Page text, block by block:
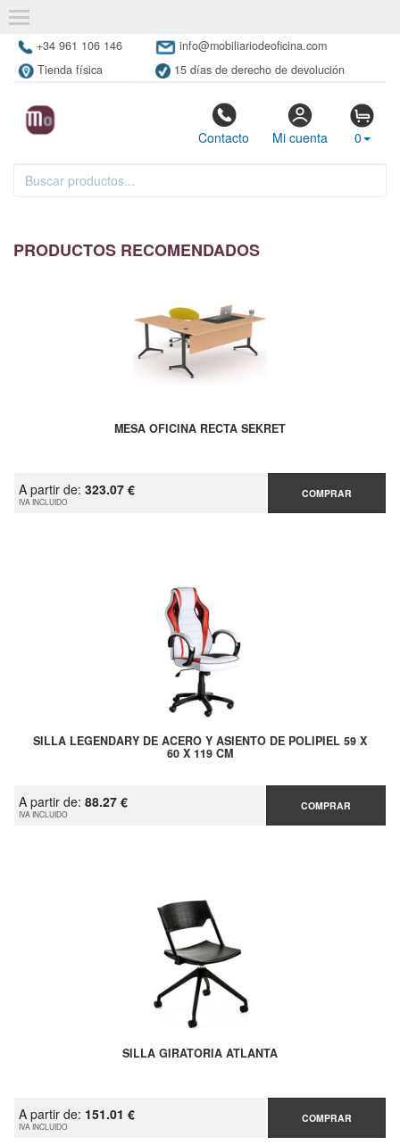
+34 961 106 146
info@mobiliariodeoficina.com
Tienda física
15 días de derecho de devolución
Contacto Mi cuenta 0
PRODUCTOS RECOMENDADOS
MESA OFICINA RECTA SEKRET
A partir de: 323.07 €
IVA INCLUIDO
COMPRAR
SILLA LEGENDARY DE ACERO Y ASIENTO DE POLIPIEL 59 X
60 X 119 CM
A partir de: 88.27 €
IVA INCLUIDO
COMPRAR
SILLA GIRATORIA ATLANTA
A partir de: 151.01 €
IVA INCLUIDO
COMPRAR